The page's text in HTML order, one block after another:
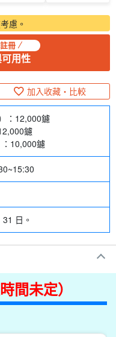
慮。
冊
用性
加入收藏・比較
： 12,000鑢
鑢
10,000鑢
日。
間未定）